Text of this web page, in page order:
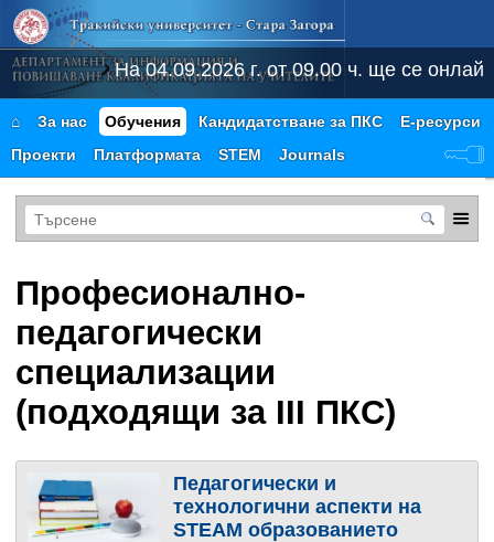
На 04.09.2026 г. от 09.00 ч. ще се онлайн
⌂ За нас Обучения Кандидатстване за ПКС
Е-ресурси
Проекти
Платформата STEM Journals
Професионално-
педагогически
специализации
(подходящи за III ПКС)
Педагогически и
технологични аспекти на
STEАM образованието